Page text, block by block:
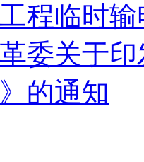
程临时
委关于
的通知